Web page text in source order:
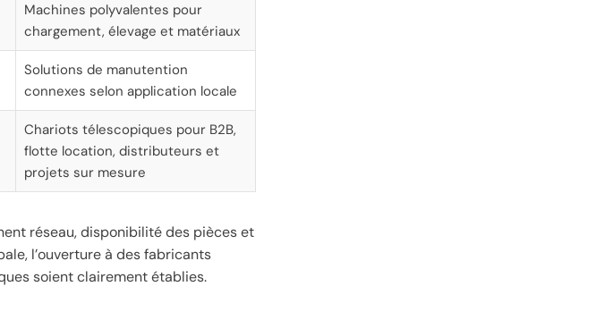
Machines polyvalentes pour
chargement, élevage et matériaux
Solutions de manutention
connexes selon application locale
Chariots télescopiques pour B2B,
flotte location, distributeurs et
projets sur mesure
réseau, disponibilité des pièces et
l’ouverture à des fabricants
soient clairement établies.